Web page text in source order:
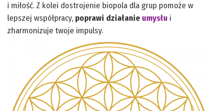
i miłość. Z kolei dostrojenie biopola dla grup pomoże w
lepszej współpracy, poprawi działanie umysłu i
zharmonizuje twoje impulsy.